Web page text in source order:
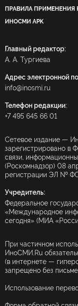
ПРАВИЛА ПРИМЕНЕНИЯ
ИНОСМИ APK
Главный редактор:
А. А. Тургиева
Адрес электронной
info@inosmi.ru
Телефон редакции:
+7 495 645 66 01
Сетевое издание —
зарегистрировано в
связи,
(Роскомнадзор) 08
регистрации ЭЛ №
Учредитель:
Федеральное
«Международное
сегодня» (МИА
При частичном
ИноСМИ.Ru
(в интернете —
запрещено без
Использование